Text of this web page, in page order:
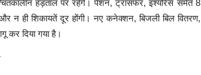
हड़ताल पर रहेंगे। पेंशन, ट्रांसफर, इंश्योरेंस समेत 8
न ही शिकायतें दूर होंगी। नए कनेक्शन, बिजली बिल वितरण,
कर दिया गया है।